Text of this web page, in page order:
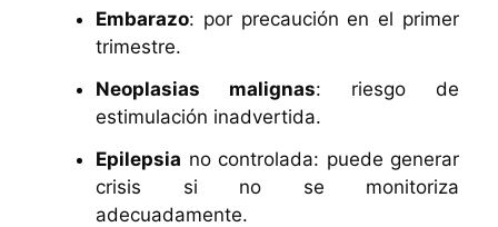
Embarazo: por precaución en el primer
trimestre.
Neoplasias malignas: riesgo de
estimulación inadvertida.
Epilepsia no controlada: puede generar
crisis si no se monitoriza
adecuadamente.